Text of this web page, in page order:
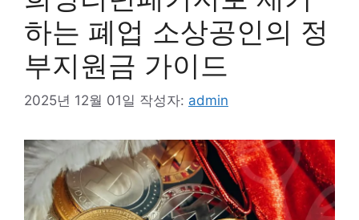
하는 폐업 소상공인의 정
부지원금 가이드
2025년 12월 01일 작성자: admin